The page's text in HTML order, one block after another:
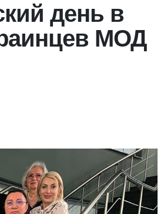
день в
МОД